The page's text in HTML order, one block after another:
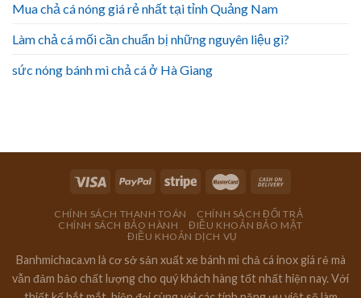
Mua chả cá nóng giá rẻ nhất tại tỉnh Quảng Nam
Làm chả cá mối cần chuẩn bị những nguyên liệu gì?
sức nóng bánh mì chả cá ở Hà Giang
CHÍNH SÁCH THANH TOÁN
CHÍNH SÁCH ĐỔI TRẢ
CHÍNH SÁCH BẢO HÀNH
ĐIỀU KHOẢN BẢO MẬT
ĐIỀU KHOẢN DỊCH VỤ
Banhmichaca.vn là cơ sở sản xuất xe bánh mì chả cá inox giá rẻ mà
vẫn đảm bảo chất lượng cho quý khách hàng tốt nhất hiện nay. Với